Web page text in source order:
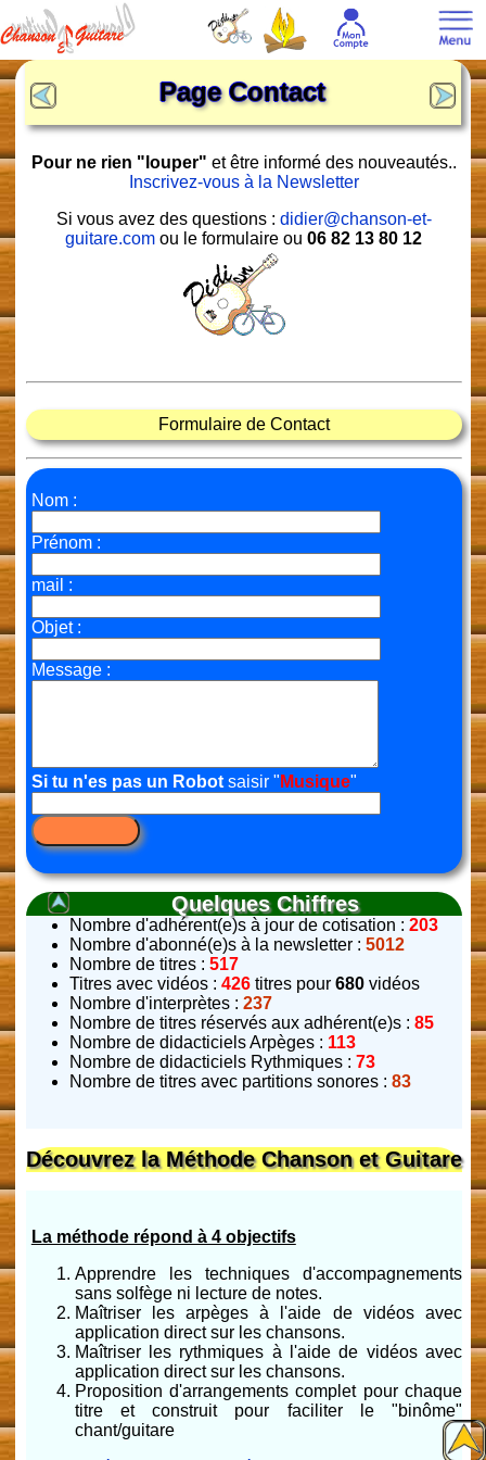
Page Contact
Pour ne rien "louper" et être informé des nouveautés..
Inscrivez-vous à la Newsletter
Si vous avez des questions : didier@chanson-et-
guitare.com ou le formulaire ou06 82 13 80 12
Formulaire de Contact
Nom :
Prénom :
mail :
Objet :
Message :
Si tu n'es pas un Robotsaisir " Musique"
Quelques Chiffres
Nombre d'adhérent(e)s à jour de cotisation : 203
Nombre d'abonné(e)s à la newsletter : 5012
Nombre de titres : 517
Titres avec vidéos : 426 titres pour 680 vidéos
Nombre d'interprètes : 237
Nombre de titres réservés aux adhérent(e)s : 85
Nombre de didacticiels Arpèges : 113
Nombre de didacticiels Rythmiques : 73
Nombre de titres avec partitions sonores : 83
Découvrez la Méthode Chanson et Guitare
La méthode répond à 4 objectifs
Apprendre les techniques d'accompagnements
sans solfège ni lecture de notes.
Maîtriser les arpèges à l'aide de vidéos avec
application direct sur les chansons.
Maîtriser les rythmiques à l'aide de vidéos avec
application direct sur les chansons.
Proposition d'arrangements complet pour chaque
titre et construit pour faciliter le "binôme"
chant/guitare